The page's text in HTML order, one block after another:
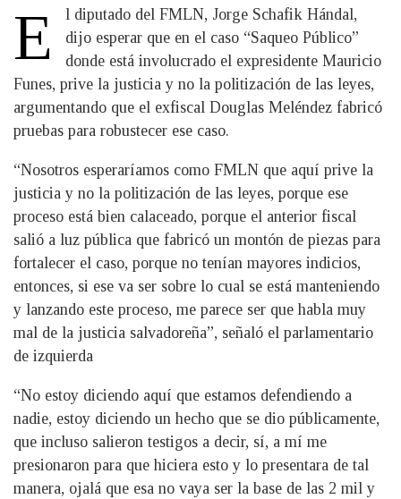
E
l diputado del FMLN, Jorge Schafik Hándal,
dijo esperar que en el caso “Saqueo Público”
donde está involucrado el expresidente Mauricio
Funes, prive la justicia y no la politización de las leyes,
argumentando que el exfiscal Douglas Meléndez fabricó
pruebas para robustecer ese caso.
“Nosotros esperaríamos como FMLN que aquí prive la
justicia y no la politización de las leyes, porque ese
proceso está bien calaceado, porque el anterior fiscal
salió a luz pública que fabricó un montón de piezas para
fortalecer el caso, porque no tenían mayores indicios,
entonces, si ese va ser sobre lo cual se está manteniendo
y lanzando este proceso, me parece ser que habla muy
mal de la justicia salvadoreña”, señaló el parlamentario
de izquierda
“No estoy diciendo aquí que estamos defendiendo a
nadie, estoy diciendo un hecho que se dio públicamente,
que incluso salieron testigos a decir, sí, a mí me
presionaron para que hiciera esto y lo presentara de tal
manera, ojalá que esa no vaya ser la base de las 2 mil y